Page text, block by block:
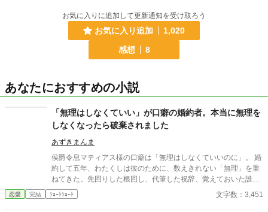
お気に入りに追加して更新通知を受け取ろう
お気に入り追加
1,020
感想
8
あなたにおすすめの小説
「無理はしなくていい」が口癖の婚約者。本当に無理を
しなくなったら破棄されました
あずきまんま
侯爵令息マティアス様の口癖は「無理はしなくていいのに」。 婚
約して五年、わたくしは彼のために、数えきれない「無理」を重
ねてきた。先回りした根回し、代筆した祝辞、覚えておいた誰か
の誕生日。その度に返ってくるのは、感謝ではなく「無理はしな
くていいのに」の一言だった。 ある夜、わたくしは初めて、その
恋愛 完結 ｼｮｰﾄｼｮｰﾄ 文字数：3,451